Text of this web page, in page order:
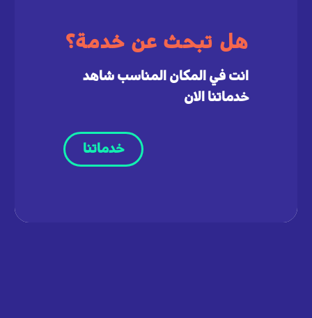
هل تبحث عن خدمة؟
انت في المكان المناسب شاهد
خدماتنا الان
خدماتنا